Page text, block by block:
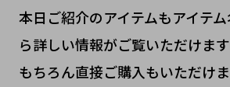
本日ご紹介のアイテムもアイテ
ら詳しい情報がご覧いただけます
もちろん直接ご購入もいただけ